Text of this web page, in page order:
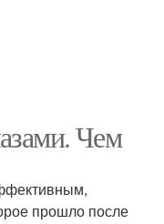
Чем
прошло после